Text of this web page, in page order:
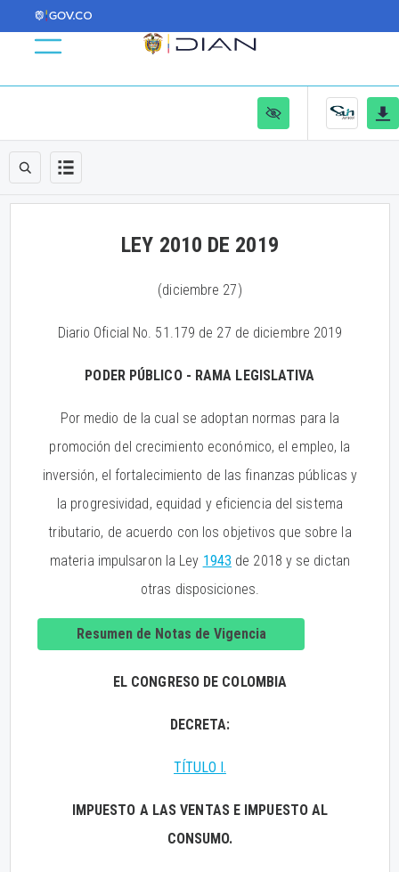
LEY 2010 DE 2019
(diciembre 27)
Diario Oficial No. 51.179 de 27 de diciembre 2019
PODER PÚBLICO - RAMA LEGISLATIVA
Por medio de la cual se adoptan normas para la
promoción del crecimiento económico, el empleo, la
inversión, el fortalecimiento de las finanzas públicas y
la progresividad, equidad y eficiencia del sistema
tributario, de acuerdo con los objetivos que sobre la
materia impulsaron la Ley 1943 de 2018 y se dictan
otras disposiciones.
Resumen de Notas de Vigencia
EL CONGRESO DE COLOMBIA
DECRETA:
TÍTULO I.
IMPUESTO A LAS VENTAS E IMPUESTO AL
CONSUMO.